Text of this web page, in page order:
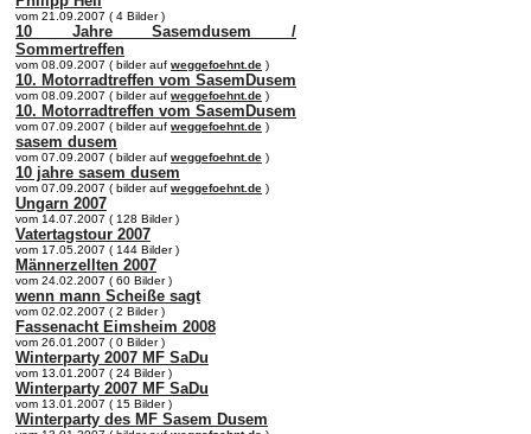
vom 21.09.2007 ( 4 Bilder )
10 Jahre Sasemdusem /
Sommertreffen
vom 08.09.2007 ( bilder auf weggefoehnt.de )
10. Motorradtreffen vom SasemDusem
vom 08.09.2007 ( bilder auf weggefoehnt.de )
10. Motorradtreffen vom SasemDusem
vom 07.09.2007 ( bilder auf weggefoehnt.de )
sasem dusem
vom 07.09.2007 ( bilder auf weggefoehnt.de )
10 jahre sasem dusem
vom 07.09.2007 ( bilder auf weggefoehnt.de )
Ungarn 2007
vom 14.07.2007 ( 128 Bilder )
Vatertagstour 2007
vom 17.05.2007 ( 144 Bilder )
Männerzellten 2007
vom 24.02.2007 ( 60 Bilder )
wenn mann Scheiße sagt
vom 02.02.2007 ( 2 Bilder )
Fassenacht Eimsheim 2008
vom 26.01.2007 ( 0 Bilder )
Winterparty 2007 MF SaDu
vom 13.01.2007 ( 24 Bilder )
Winterparty 2007 MF SaDu
vom 13.01.2007 ( 15 Bilder )
Winterparty des MF Sasem Dusem